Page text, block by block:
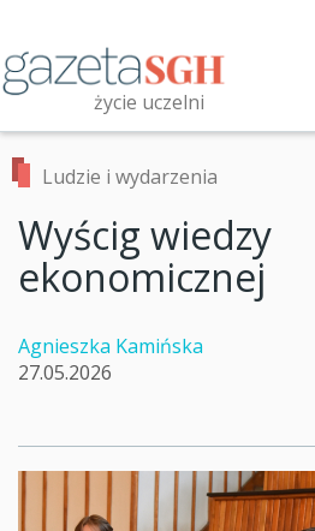
treści
życie uczelni
Przeszukaj witrynę
Ludzie i wydarzenia
Wyścig wiedzy
ekonomicznej
Agnieszka Kamińska
27.05.2026